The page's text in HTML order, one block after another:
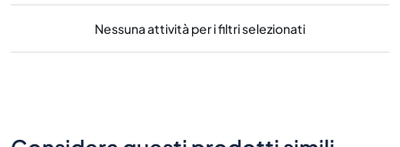
Nessuna attività per i filtri selezionati